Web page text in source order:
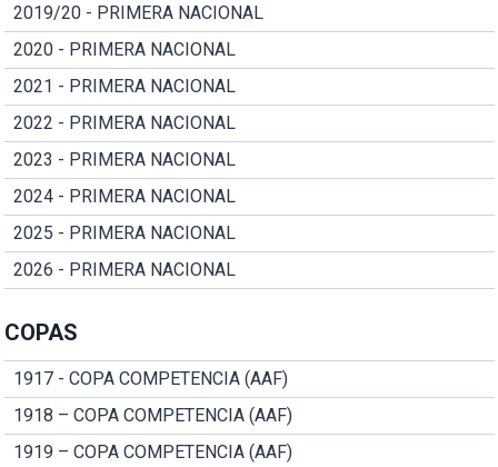
2019/20 - PRIMERA NACIONAL
2020 - PRIMERA NACIONAL
2021 - PRIMERA NACIONAL
2022 - PRIMERA NACIONAL
2023 - PRIMERA NACIONAL
2024 - PRIMERA NACIONAL
2025 - PRIMERA NACIONAL
2026 - PRIMERA NACIONAL
COPAS
1917 - COPA COMPETENCIA (AAF)
1918 – COPA COMPETENCIA (AAF)
1919 – COPA COMPETENCIA (AAF)